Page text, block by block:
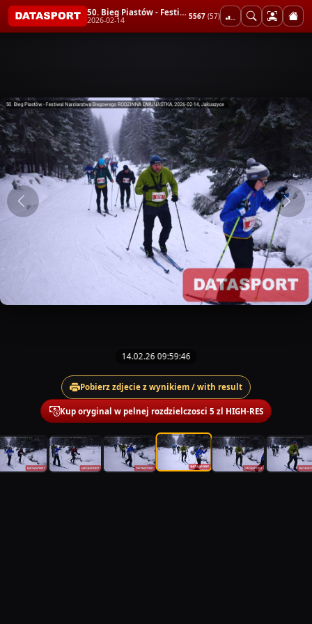
50. Bieg Piastów - Festiwal Narciarstwa Biegowego RODZINNA DWUNASTKA
2026-02-14 5567 (57)
14.02.26 09:59:46
Pobierz zdjecie z wynikiem / with result
Kup oryginal w pelnej rozdzielczosci 5 zl HIGH-RES